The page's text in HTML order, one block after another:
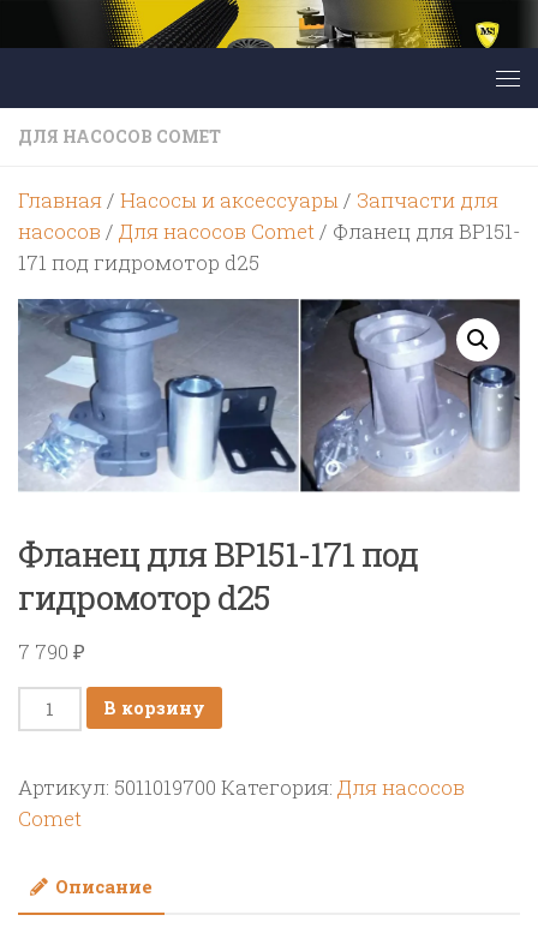
Перейти к содержимому
ДЛЯ НАСОСОВ COMET
Главная/ Насосы и аксессуары/ Запчасти для
насосов / Для насосов Comet/ Фланец для BP151-
171 под гидромотор d25
Фланец для BP151-171 под
гидромотор d25
7 790 ₽
Количество
товара
для
BP151-
под
гидромотор
В корзину
Артикул: 5011019700 Категория: Для насосов
Comet
Описание